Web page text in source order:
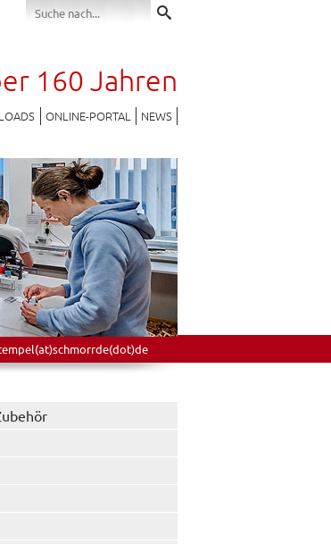
160 Jahren
ONLINE-PORTAL NEWS